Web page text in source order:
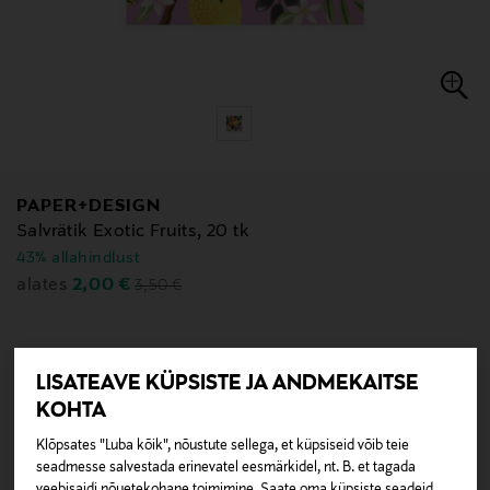
LISATEAVE KÜPSISTE JA ANDMEKAITSE
KOHTA
Klõpsates "Luba kõik", nõustute sellega, et küpsiseid võib teie
seadmesse salvestada erinevatel eesmärkidel, nt. B. et tagada
PAPER+DESIGN
Salvrätik Exotic Fruits, 20 tk
43% allahindlust
alates Discounted Price
2,00 € Original Price
3,50 €